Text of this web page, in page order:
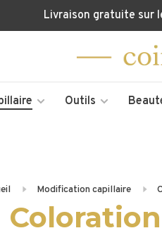
Livraison gratuite sur
Outils
Modification capillaire